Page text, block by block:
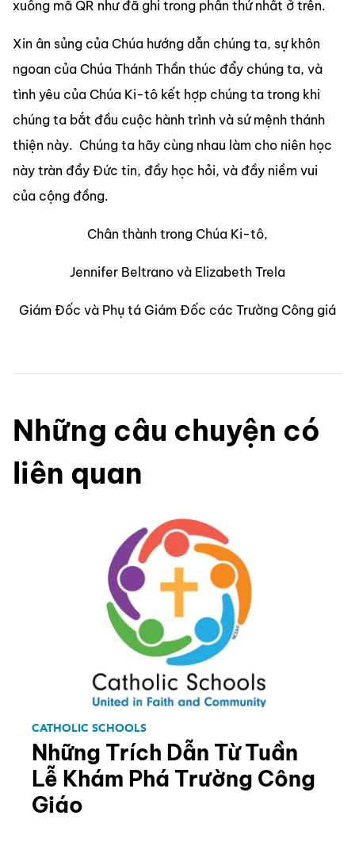
xuống mã QR như đã ghi trong phần thứ nhất ở trên.
Xin ân sủng của Chúa hướng dẫn chúng ta, sự khôn
ngoan của Chúa Thánh Thần thúc đẩy chúng ta, và
tình yêu của Chúa Ki-tô kết hợp chúng ta trong khi
chúng ta bắt đầu cuộc hành trình và sứ mệnh thánh
thiện này.  Chúng ta hãy cùng nhau làm cho niên học
này tràn đầy Đức tin, đầy học hỏi, và đầy niềm vui
của cộng đồng.
Chân thành trong Chúa Ki-tô,
Jennifer Beltrano và Elizabeth Trela
Giám Đốc và Phụ tá Giám Đốc các Trường Công giá
Những câu chuyện có
liên quan
CATHOLIC SCHOOLS
Những Trích Dẫn Từ Tuần
Lễ Khám Phá Trường Công
Giáo